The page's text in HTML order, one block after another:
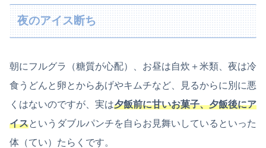
夜のアイス断ち
朝にフルグラ（糖質が心配）、お昼は自炊＋米類、夜は冷
食うどんと卵とからあげやキムチなど、見るからに別に悪
くはないのですが、実は夕飯前に甘いお菓子、夕飯後にア
イスというダブルパンチを自らお見舞いしているといった
体（てい）たらくです。